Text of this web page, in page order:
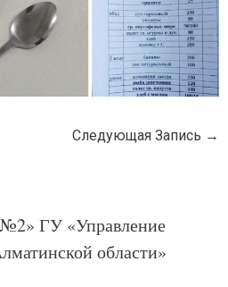
Следующая Запись →
ГУ «Управление
области»